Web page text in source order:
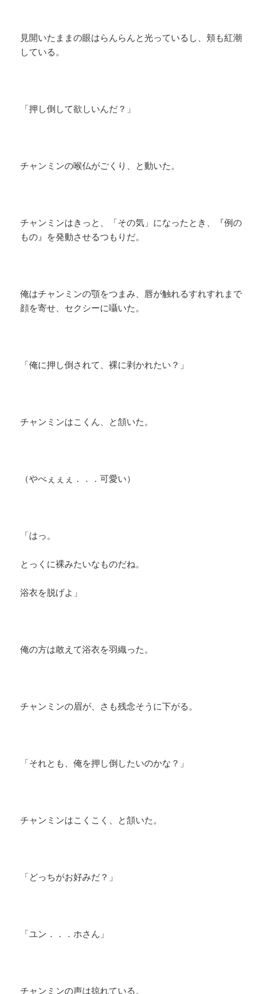
見開いたままの眼はらんらんと光っているし、頬も紅潮
している。
「押し倒して欲しいんだ？」
チャンミンの喉仏がごくり、と動いた。
チャンミンはきっと、「その気」になったとき、『例の
もの』を発動させるつもりだ。
俺はチャンミンの顎をつまみ、唇が触れるすれすれまで
顔を寄せ、セクシーに囁いた。
「俺に押し倒されて、裸に剥かれたい？」
チャンミンはこくん、と頷いた。
（やべぇぇぇ．．．可愛い）
「はっ。
とっくに裸みたいなものだね。
浴衣を脱げよ」
俺の方は敢えて浴衣を羽織った。
チャンミンの眉が、さも残念そうに下がる。
「それとも、俺を押し倒したいのかな？」
チャンミンはこくこく、と頷いた。
「どっちがお好みだ？」
「ユン．．．ホさん」
チャンミンの声は掠れている。